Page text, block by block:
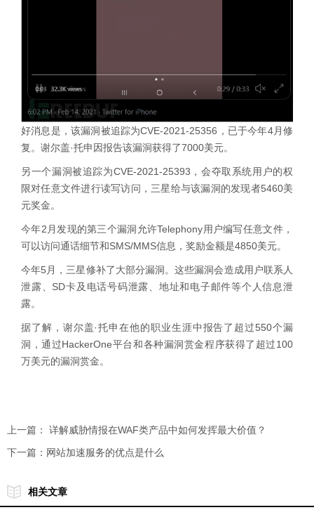
好消息是，该漏洞被追踪为CVE-2021-25356，已于今年4月修
复。谢尔盖·托申因报告该漏洞获得了7000美元。
另一个漏洞被追踪为CVE-2021-25393，会夺取系统用户的权
限对任意文件进行读写访问，三星给与该漏洞的发现者5460美
元奖金。
今年2月发现的第三个漏洞允许Telephony用户编写任意文件，
可以访问通话细节和SMS/MMS信息，奖励金额是4850美元。
今年5月，三星修补了大部分漏洞。这些漏洞会造成用户联系人
泄露、SD卡及电话号码泄露、地址和电子邮件等个人信息泄
露。
据了解，谢尔盖·托申在他的职业生涯中报告了超过550个漏
洞，通过HackerOne平台和各种漏洞赏金程序获得了超过100
万美元的漏洞赏金。
上一篇： 详解威胁情报在WAF类产品中如何发挥最大价值？
下一篇： 网站加速服务的优点是什么
相关文章